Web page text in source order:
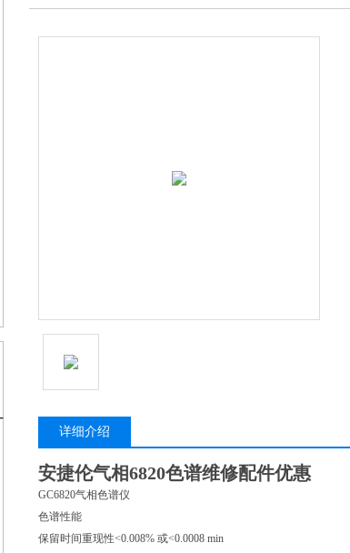
详细介绍
安捷伦气相6820色谱维修配件优惠
GC6820气相色谱仪
色谱性能
保留时间重现性<0.008% 或<0.0008 min